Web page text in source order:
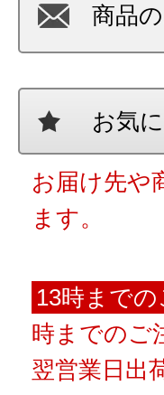
商品
お気
お届け先や
ます。
13時まで
時までのご
翌営業日出